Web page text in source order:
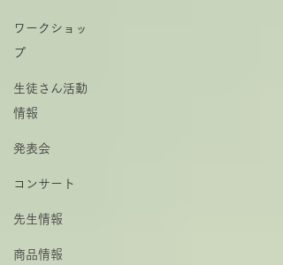
ワークショッ
プ
生徒さん活動
情報
発表会
コンサート
先生情報
商品情報